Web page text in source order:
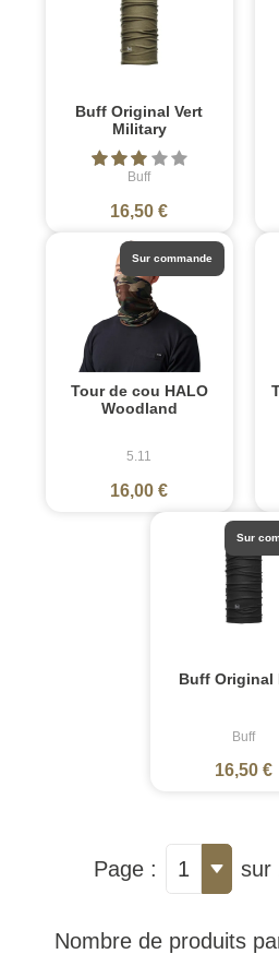
Buff Original Vert
Military
Buff
16,50 €
Tour de cou HALO
Woodland
5.11
16,00 €
Sur commande
Buff Original
Buff
16,50 €
Sur
Page : 1 sur
Nombre de produits